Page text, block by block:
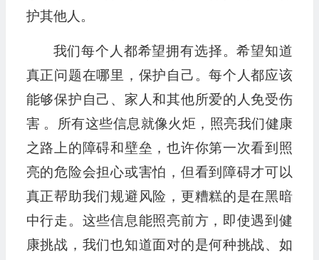
护其他人。
我们每个人都希望拥有选择。希望知道
真正问题在哪里，保护自己。每个人都应该
能够保护自己、家人和其他所爱的人免受伤
害 。所有这些信息就像火炬，照亮我们健康
之路上的障碍和壁垒，也许你第一次看到照
亮的危险会担心或害怕，但看到障碍才可以
真正帮助我们规避风险，更糟糕的是在黑暗
中行走。这些信息能照亮前方，即使遇到健
康挑战，我们也知道面对的是何种挑战、如